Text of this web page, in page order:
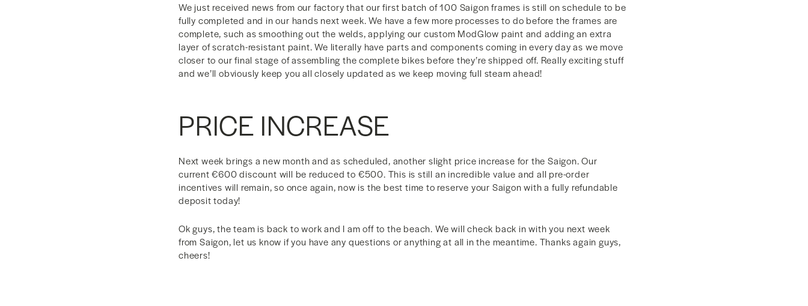
We just received news from our factory that our first batch of 100 Saigon frames is still on schedule to be
fully completed and in our hands next week. We have a few more processes to do before the frames are
complete, such as smoothing out the welds, applying our custom ModGlow paint and adding an extra
layer of scratch-resistant paint. We literally have parts and components coming in every day as we move
closer to our final stage of assembling the complete bikes before they’re shipped off. Really exciting stuff
and we’ll obviously keep you all closely updated as we keep moving full steam ahead!
PRICE INCREASE
Next week brings a new month and as scheduled, another slight price increase for the Saigon. Our
current €600 discount will be reduced to €500. This is still an incredible value and all pre-order
incentives will remain, so once again, now is the best time to reserve your Saigon with a fully refundable
deposit today!
Ok guys, the team is back to work and I am off to the beach. We will check back in with you next week
from Saigon, let us know if you have any questions or anything at all in the meantime. Thanks again guys,
cheers!